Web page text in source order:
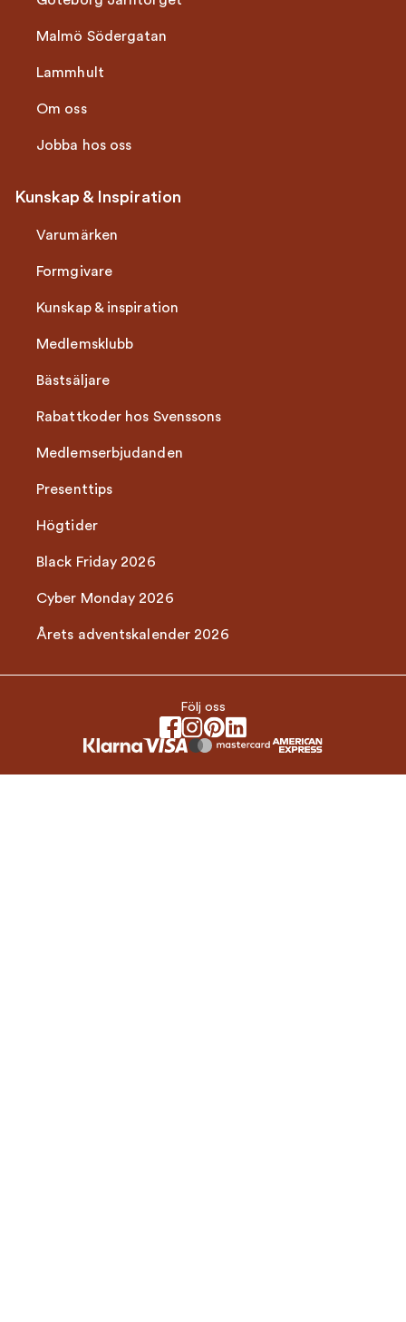
Malmö Södergatan
Lammhult
Om oss
Jobba hos oss
Kunskap & Inspiration
Varumärken
Formgivare
Kunskap & inspiration
Medlemsklubb
Bästsäljare
Rabattkoder hos Svenssons
Medlemserbjudanden
Presenttips
Högtider
Black Friday 2026
Cyber Monday 2026
Årets adventskalender 2026
Följ oss